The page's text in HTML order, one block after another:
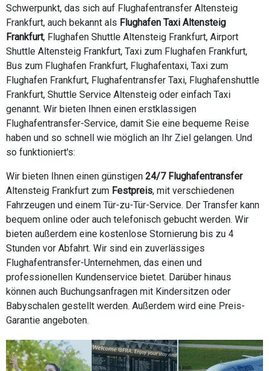
Schwerpunkt, das sich auf Flughafentransfer Altensteig
Frankfurt, auch bekannt als Flughafen Taxi Altensteig
Frankfurt, Flughafen Shuttle Altensteig Frankfurt, Airport
Shuttle Altensteig Frankfurt, Taxi zum Flughafen Frankfurt,
Bus zum Flughafen Frankfurt, Flughafentaxi, Taxi zum
Flughafen Frankfurt, Flughafentransfer Taxi, Flughafenshuttle
Frankfurt, Shuttle Service Altensteig oder einfach Taxi
genannt. Wir bieten Ihnen einen erstklassigen
Flughafentransfer-Service, damit Sie eine bequeme Reise
haben und so schnell wie möglich an Ihr Ziel gelangen. Und
so funktioniert's:
Wir bieten Ihnen einen günstigen 24/7 Flughafentransfer
Altensteig Frankfurt zum Festpreis, mit verschiedenen
Fahrzeugen und einem Tür-zu-Tür-Service. Der Transfer kann
bequem online oder auch telefonisch gebucht werden. Wir
bieten außerdem eine kostenlose Stornierung bis zu 4
Stunden vor Abfahrt. Wir sind ein zuverlässiges
Flughafentransfer-Unternehmen, das einen und
professionellen Kundenservice bietet. Darüber hinaus
können auch Buchungsanfragen mit Kindersitzen oder
Babyschalen gestellt werden. Außerdem wird eine Preis-
Garantie angeboten.